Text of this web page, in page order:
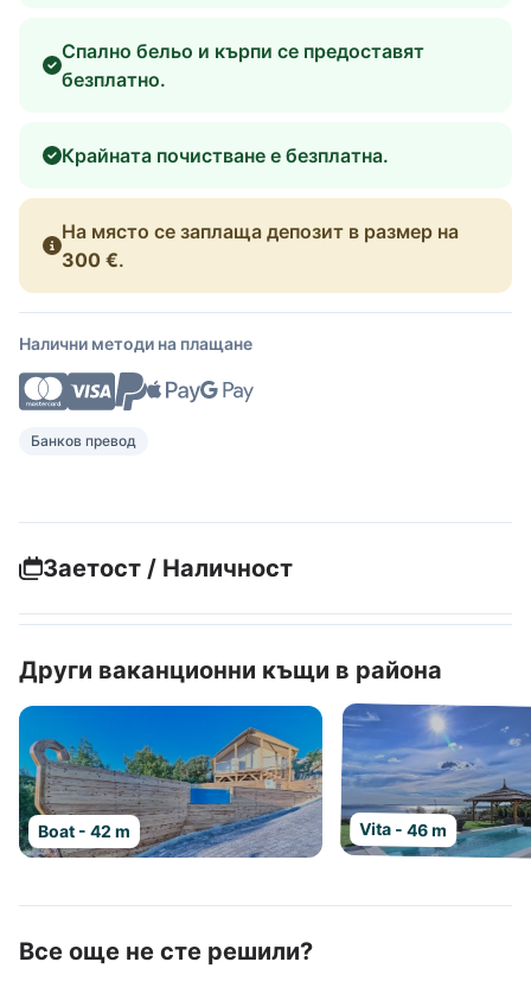
Спално бельо и кърпи се предоставят
безплатно.
Крайната почистване е безплатна.
На място се заплаща депозит в размер на
300 €.
Налични методи на плащане
Банков превод
Заетост / Наличност
Други ваканционни къщи в района
Boat - 42 m Vita - 46 m
Все още не сте решили?